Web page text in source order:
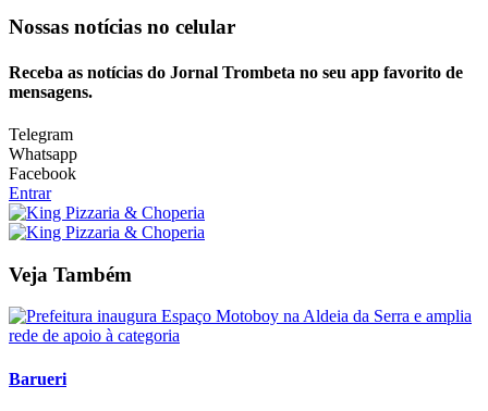
Nossas notícias no celular
Receba as notícias do Jornal Trombeta no seu app favorito de
mensagens.
Telegram
Whatsapp
Facebook
Entrar
Veja Também
Barueri